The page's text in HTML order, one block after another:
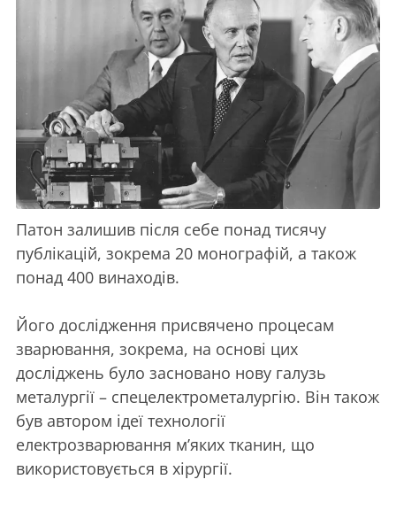
Патон залишив після себе понад тисячу
публікацій, зокрема 20 монографій, а також
понад 400 винаходів.
Його дослідження присвячено процесам
зварювання, зокрема, на основі цих
досліджень було засновано нову галузь
металургії – спецелектрометалургію. Він також
був автором ідеї технології
електрозварювання м’яких тканин, що
використовується в хірургії.